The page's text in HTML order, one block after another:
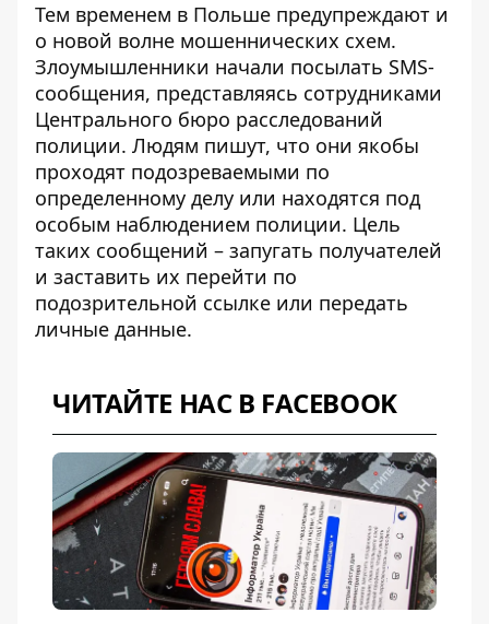
Тем временем в Польше предупреждают и
о новой волне мошеннических схем.
Злоумышленники начали посылать SMS-
сообщения, представляясь сотрудниками
Центрального бюро расследований
полиции. Людям пишут, что они якобы
проходят подозреваемыми по
определенному делу или находятся под
особым наблюдением полиции. Цель
таких сообщений – запугать получателей
и заставить их перейти по
подозрительной ссылке или передать
личные данные.
ЧИТАЙТЕ НАС В FACEBOOK